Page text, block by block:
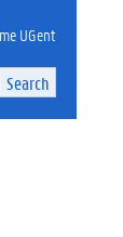
UGent